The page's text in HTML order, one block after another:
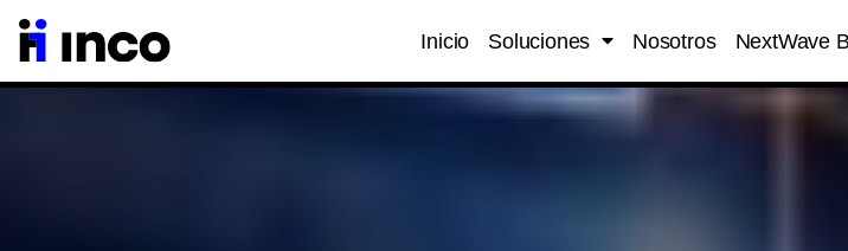
Inicio Soluciones Nosotros NextWave